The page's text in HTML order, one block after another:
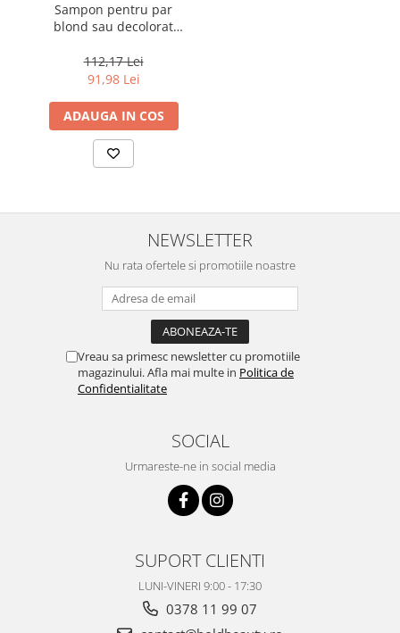
Sampon pentru par
blond sau decolorat
Yellow, 1000 ml
112,17 Lei
91,98 Lei
ADAUGA IN COS
NEWSLETTER
Nu rata ofertele si promotiile noastre
Vreau sa primesc newsletter cu promotiile
magazinului. Afla mai multe in Politica de
Confidentialitate
SOCIAL
Urmareste-ne in social media
SUPORT CLIENTI
LUNI-VINERI 9:00 - 17:30
0378 11 99 07